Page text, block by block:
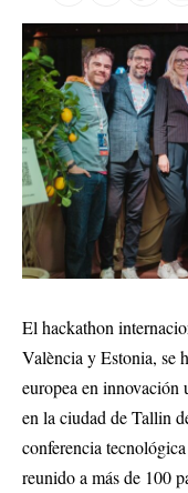
El hackathon
València y Estonia, se
europea en innovación
en la ciudad de Tallin
conferencia
reunido a más de 100